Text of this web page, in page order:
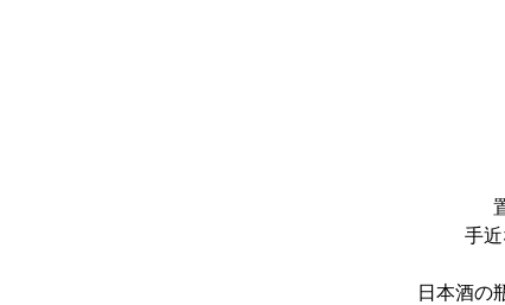
手
日本酒の